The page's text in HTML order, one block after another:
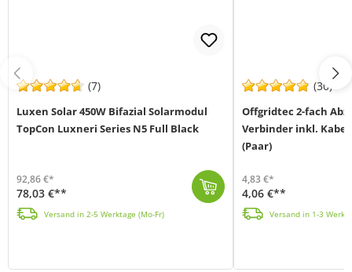
(7)
Luxen Solar 450W Bifazial Solarmodul
TopCon Luxneri Series N5 Full Black
92,86 €*
78,03 €**
Versand in 2-5 Werktage (Mo-Fr)
(30)
Offgridtec 2-fach
Verbinder inkl.
(Paar)
4,83 €*
4,06 €**
Versand in 1-3